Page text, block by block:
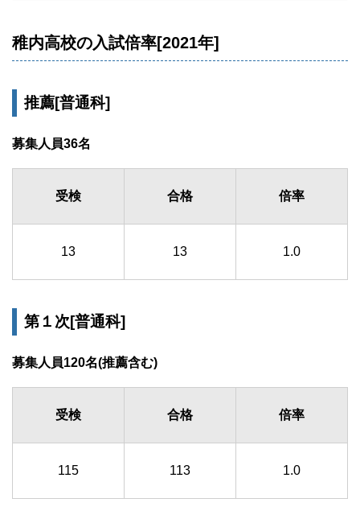
稚内高校の入試倍率[2021年]
推薦[普通科]
募集人員36名
受検 合格 倍率
13 13 1.0
第１次[普通科]
募集人員120名(推薦含む)
受検 合格 倍率
115 113 1.0